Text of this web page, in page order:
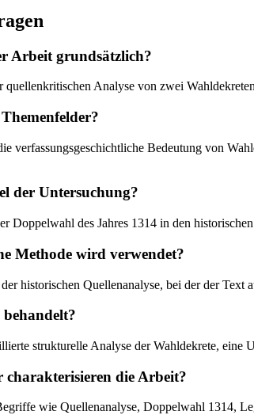
Arbeit grundsätzlich?
quellenkritischen Analyse von zwei
verfassungsgeschichtliche Bedeutung von
der Untersuchung?
Doppelwahl des Jahres 1314 in den
Methode wird verwendet?
historischen Quellenanalyse, bei der der Text
strukturelle Analyse der Wahldekrete,
charakterisieren die Arbeit?
wie Quellenanalyse, Doppelwahl 1314,